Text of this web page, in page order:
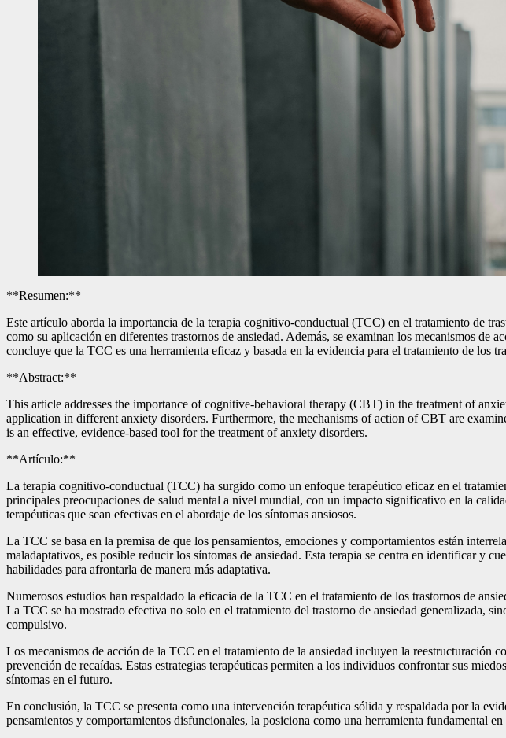
**Resumen:**
Este artículo aborda la importancia de la terapia cognitivo-conductual (TCC) en el tratamiento de
como su aplicación en diferentes trastornos de ansiedad. Además, se examinan los mecanismos de
concluye que la TCC es una herramienta eficaz y basada en la evidencia para el tratamiento de los
**Abstract:**
This article addresses the importance of cognitive-behavioral therapy (CBT) in the treatment of
application in different anxiety disorders. Furthermore, the mechanisms of action of CBT are
is an effective, evidence-based tool for the treatment of anxiety disorders.
**Artículo:**
La terapia cognitivo-conductual (TCC) ha surgido como un enfoque terapéutico eficaz en el
principales preocupaciones de salud mental a nivel mundial, con un impacto significativo en la
terapéuticas que sean efectivas en el abordaje de los síntomas ansiosos.
La TCC se basa en la premisa de que los pensamientos, emociones y comportamientos están
maladaptativos, es posible reducir los síntomas de ansiedad. Esta terapia se centra en identificar y
habilidades para afrontarla de manera más adaptativa.
Numerosos estudios han respaldado la eficacia de la TCC en el tratamiento de los trastornos de
La TCC se ha mostrado efectiva no solo en el tratamiento del trastorno de ansiedad generalizada,
compulsivo.
Los mecanismos de acción de la TCC en el tratamiento de la ansiedad incluyen la reestructuración
prevención de recaídas. Estas estrategias terapéuticas permiten a los individuos confrontar sus
síntomas en el futuro.
En conclusión, la TCC se presenta como una intervención terapéutica sólida y respaldada por la
pensamientos y comportamientos disfuncionales, la posiciona como una herramienta fundamental